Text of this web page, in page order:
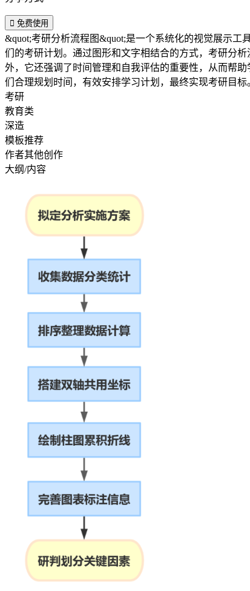
 免费使用
&quot;考研分析流程图&quot;是一个系统化的视觉展示
们的考研计划。通过图形和文字相结合的方式，考研分
外，它还强调了时间管理和自我评估的重要性，从而帮
们合理规划时间，有效安排学习计划，最终实现考研目标
考研
教育类
深造
模板推荐
作者其他创作
大纲/内容